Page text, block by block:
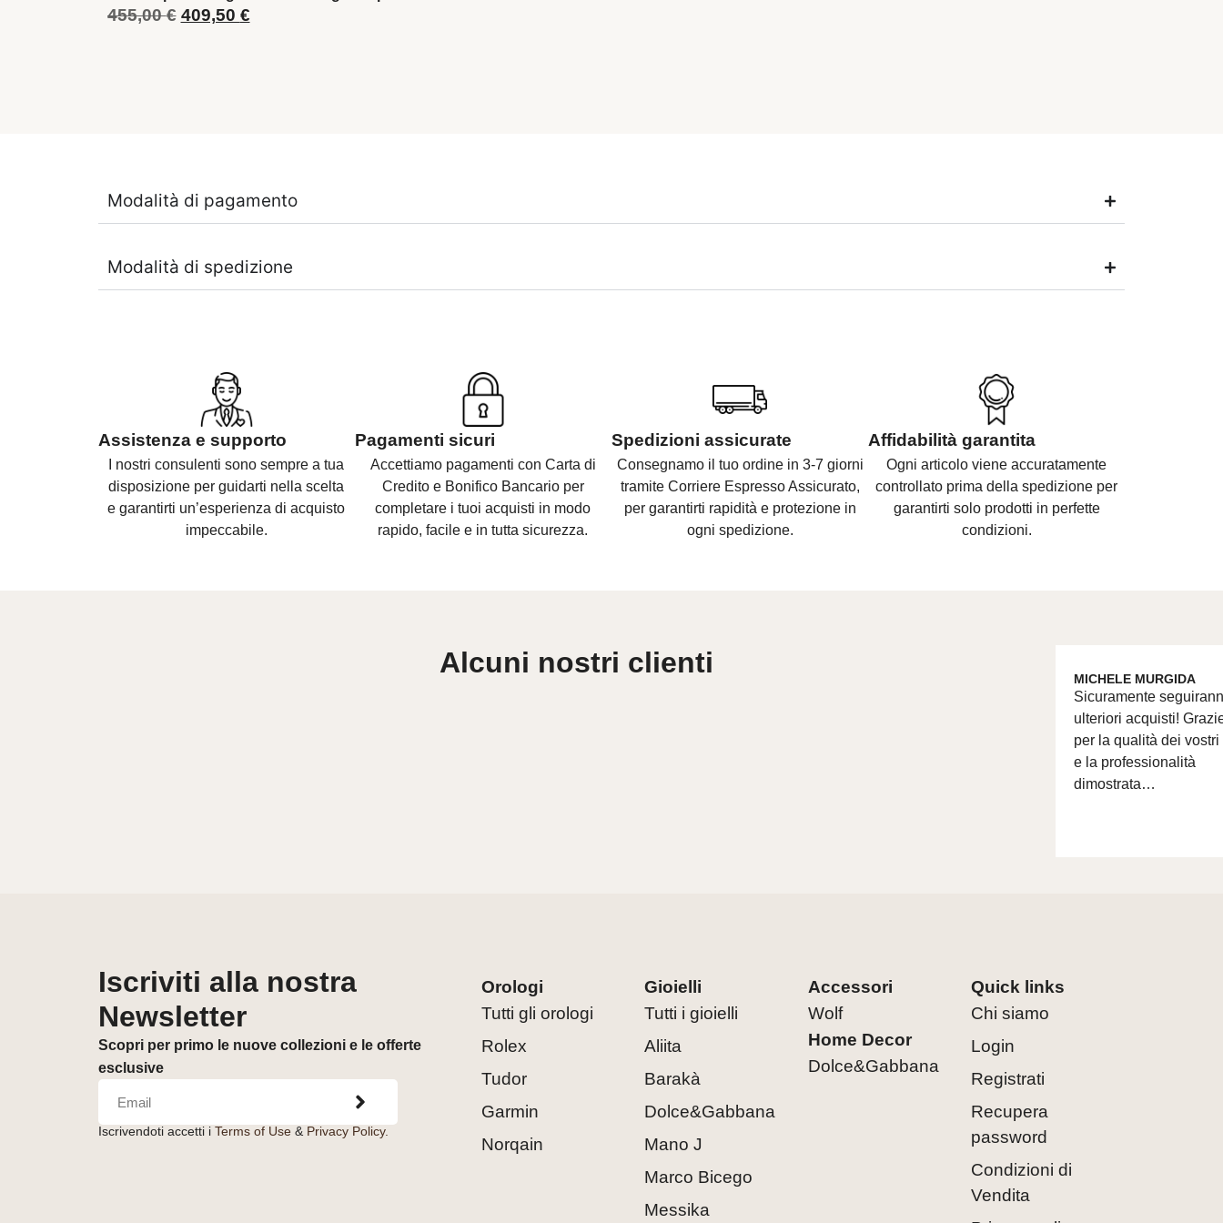
455,00€ 409,50 €
Modalità di pagamento
Modalità di spedizione
Assistenza e supporto
I nostri consulenti sonosempre a tua
disposizione per guidarti nella scelta
egarantirti un’esperienza di acquisto
impeccabile.
Pagamenti sicuri
Accettiamo pagamenti con Carta di
Credito e Bonifico Bancario per
completare i tuoi acquisti in modo
rapido, facile e in tutta sicurezza.
Spedizioni assicurate
Consegnamo il tuo ordine in 3-7 giorni
tramite Corriere Espresso Assicurato,
per garantirti rapidità e protezione in
ogni spedizione.
Affidabilità garantita
Ogni articolo viene accuratamente
controllato prima della spedizione per
garantirti solo prodotti in perfette
condizioni.
Alcuni nostri clienti MICHELE MURGIDA
Sicuramente
ulteriori acquisti!
per la qualità dei vostri
e la professionalità
dimostrata…
Iscriviti alla nostra
Newsletter
Scopri per primo le nuove collezioni e le offerte
esclusive
Iscrivendoti accetti i Terms of Use& Privacy Policy.
Orologi
Tutti gli orologi
Rolex
Tudor
Garmin
Norqain
Gioielli
Tutti i gioielli
Aliita
Barakà
Dolce&Gabbana
Mano J
Marco Bicego
Messika
Accessori
Wolf
Home Decor
Dolce&Gabbana
Quick links
Chi siamo
Login
Registrati
Recupera
password
Condizioni di
Vendita